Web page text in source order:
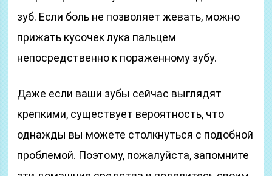
зуб. Если боль не позволяет жевать, можно
прижать кусочек лука пальцем
непосредственно к пораженному зубу.
Даже если ваши зубы сейчас выглядят
крепкими, существует вероятность, что
однажды вы можете столкнуться с подобной
проблемой. Поэтому, пожалуйста, запомните